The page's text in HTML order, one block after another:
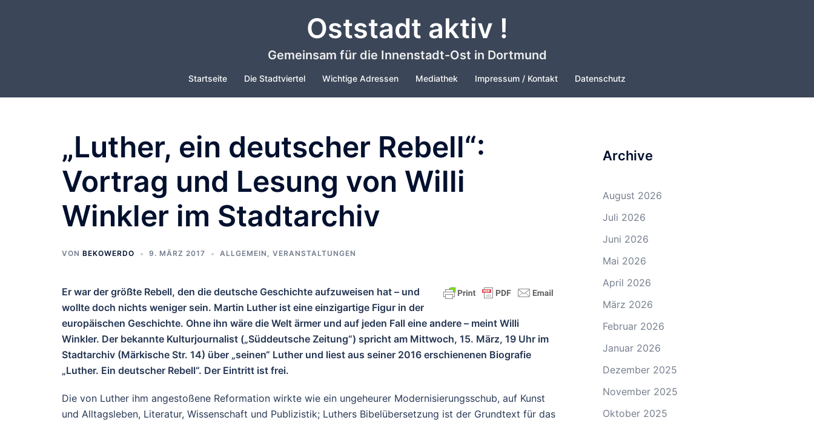
Oststadt aktiv !
Gemeinsam für die Innenstadt-Ost in Dortmund
Startseite Die Stadtviertel Wichtige Adressen Mediathek Impressum / Kontakt Datenschutz
„Luther, ein deutscher Rebell“:
Vortrag und Lesung von Willi
Winkler im Stadtarchiv
VON BEKOWERDO 9. MÄRZ 2017 ALLGEMEIN , VERANSTALTUNGEN
Er war der größte Rebell, den die deutsche Geschichte aufzuweisen hat – und
wollte doch nichts weniger sein. Martin Luther ist eine einzigartige Figur in der
europäischen Geschichte. Ohne ihn wäre die Welt ärmer und auf jeden Fall eine andere – meint Willi
Winkler. Der bekannte Kulturjournalist („Süddeutsche Zeitung“) spricht am Mittwoch, 15. März, 19 Uhr im
Stadtarchiv (Märkische Str. 14) über „seinen“ Luther und liest aus seiner 2016 erschienenen Biografie
„Luther. Ein deutscher Rebell“. Der Eintritt ist frei.
Die von Luther ihm angestoßene Reformation wirkte wie ein ungeheurer Modernisierungsschub, auf Kunst
und Alltagsleben, Literatur, Wissenschaft und Publizistik; Luthers Bibelübersetzung ist der Grundtext für das
Archive
August 2026
Juli 2026
Juni 2026
Mai 2026
April 2026
März 2026
Februar 2026
Januar 2026
Dezember 2025
November 2025
Oktober 2025